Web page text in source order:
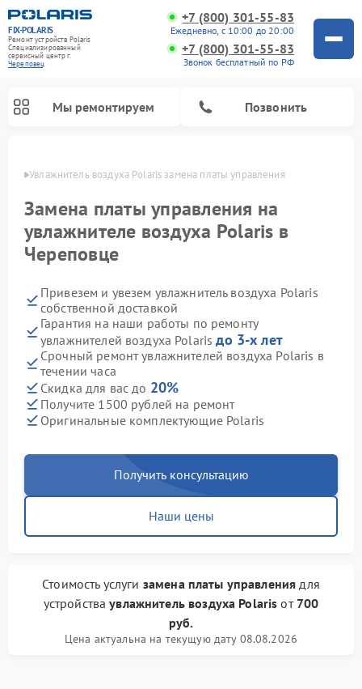
FIX-POLARIS
Ремонт устройств Polaris
Специализированный
cервисный центр г.
Череповец
+7 (800) 301-55-83
Ежедневно, с 10:00 до 20:00
+7 (800) 301-55-83
Звонок бесплатный по РФ
Мы ремонтируем Позвонить
Увлажнитель воздуха Polaris замена платы управления
Замена платы управления на
увлажнителе воздуха Polaris в
Череповце
Привезем и увезем увлажнитель воздуха Polaris
собственной доставкой
Гарантия на наши работы по ремонту
увлажнителей воздуха Polarisдо 3-х лет
Срочный ремонт увлажнителей воздуха Polaris в
течении часа
Скидка для вас до 20%
Получите 1500 рублей на ремонт
Оригинальные комплектующие Polaris
Получить консультацию
Наши цены
Стоимость услуги замена платы управления для
устройстваувлажнитель воздуха Polaris от 700
руб.
Цена актуальна на текущую дату 08.08.2026